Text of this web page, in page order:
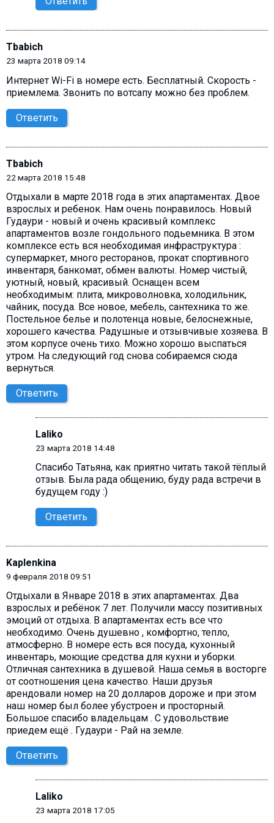
Tbabich
23 марта 2018 09:14
Интернет Wi-Fi в номере есть. Бесплатный. Скорость -
приемлема. Звонить по вотсапу можно без проблем.
Ответить
Tbabich
22 марта 2018 15:48
Отдыхали в марте 2018 года в этих апартаментах. Двое
взрослых и ребенок. Нам очень понравилось. Новый
Гудаури - новый и очень красивый комплекс
апартаментов возле гондольного подьемника. В этом
комплексе есть вся необходимая инфраструктура :
супермаркет, много ресторанов, прокат спортивного
инвентаря, банкомат, обмен валюты. Номер чистый,
уютный, новый, красивый. Оснащен всем
необходимым: плита, микроволновка, холодильник,
чайник, посуда. Все новое, мебель, сантехника то же.
Постельное белье и полотенца новые, белоснежные,
хорошего качества. Радушные и отзывчивые хозяева. В
этом корпусе очень тихо. Можно хорошо выспаться
утром. На следующий год снова собираемся сюда
вернуться.
Ответить
Laliko
23 марта 2018 14:48
Спасибо Татьяна, как приятно читать такой тёплый
отзыв. Была рада общению, буду рада встречи в
будущем году :)
Ответить
Kaplenkina
9 февраля 2018 09:51
Отдыхали в Январе 2018 в этих апартаментах. Два
взрослых и ребёнок 7 лет. Получили массу позитивных
эмоций от отдыха. В апартаментах есть все что
необходимо. Очень душевно , комфортно, тепло,
атмосферно. В номере есть вся посуда, кухонный
инвентарь, моющие средства для кухни и уборки.
Отличная сантехника в душевой. Наша семья в восторге
от соотношения цена качество. Наши друзья
арендовали номер на 20 долларов дороже и при этом
наш номер был более убустроен и просторный.
Большое спасибо владельцам . С удовольствие
приедем ещё . Гудаури - Рай на земле.
Ответить
Laliko
23 марта 2018 17:05